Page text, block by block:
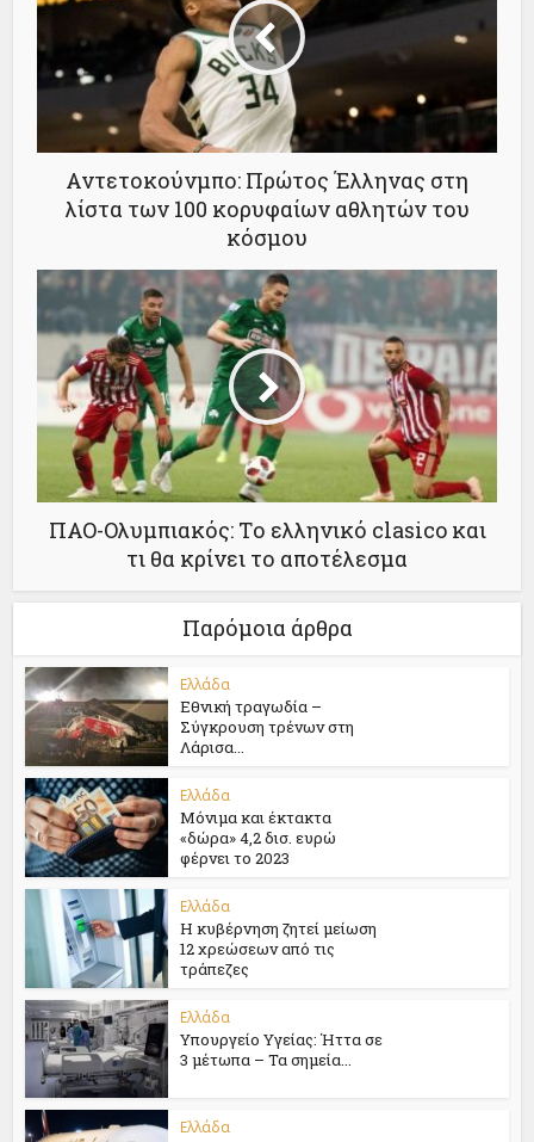
Αντετοκούνμπο: Πρώτος Έλληνας στη
λίστα των 100 κορυφαίων αθλητών του
κόσμου
ΠΑΟ-Ολυμπιακός: Tο ελληνικό clasico και
τι θα κρίνει το αποτέλεσμα
Παρόμοια άρθρα
Ελλάδα
Εθνική τραγωδία –
Σύγκρουση τρένων στη
Λάρισα...
Ελλάδα
Μόνιμα και έκτακτα
«δώρα» 4,2 δισ. ευρώ
φέρνει το 2023
Ελλάδα
Η κυβέρνηση ζητεί μείωση
12 χρεώσεων από τις
τράπεζες
Ελλάδα
Υπουργείο Υγείας: Ήττα σε
3 μέτωπα – Τα σημεία...
Ελλάδα